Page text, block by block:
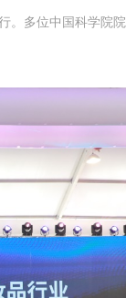
。多位中国科学院